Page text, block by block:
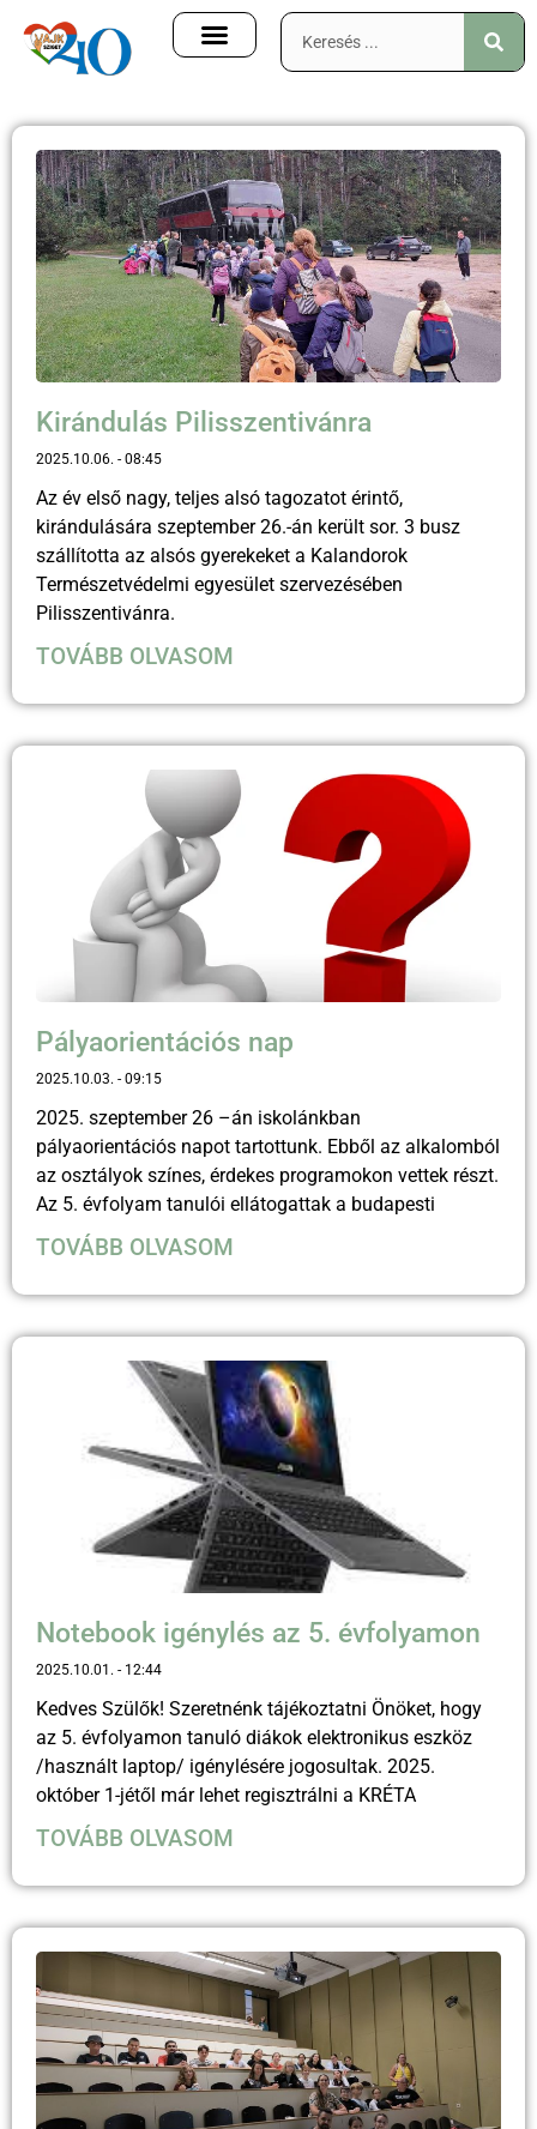
Kirándulás Pilisszentivánra
2025.10.06. 08:45
Az év első nagy, teljes alsó tagozatot érintő,
kirándulására szeptember 26.-án került sor. 3 busz
szállította az alsós gyerekeket a Kalandorok
Természetvédelmi egyesület szervezésében
Pilisszentivánra.
TOVÁBB OLVASOM
Pályaorientációs nap
2025.10.03. 09:15
2025. szeptember 26 –án iskolánkban
pályaorientációs napot tartottunk. Ebből az alkalomból
az osztályok színes, érdekes programokon vettek részt.
Az 5. évfolyam tanulói ellátogattak a budapesti
TOVÁBB OLVASOM
Notebook igénylés az 5. évfolyamon
2025.10.01. 12:44
Kedves Szülők! Szeretnénk tájékoztatni Önöket, hogy
az 5. évfolyamon tanuló diákok elektronikus eszköz
/használt laptop/ igénylésére jogosultak. 2025.
október 1-jétől már lehet regisztrálni a KRÉTA
TOVÁBB OLVASOM